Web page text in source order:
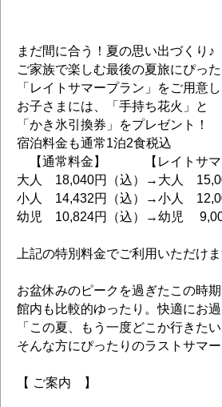
まだ間に合う！夏の思い出づくり♪
ご家族で楽しむ最後の夏旅にぴっ
「レイトサマープラン」をご用意し
お子さまには、「手持ち花火」と
「かき氷引換券」をプレゼント！
宿泊料金も通常1泊2食税込
【通常料金】 【レイトサマー
大人 18,040円（込）→大人
小人 14,432円（込）→小人
幼児 10,824円（込）→幼児
上記の特別料金でご利用いただけま
お盆休みのピークを過ぎたこの時期
館内も比較的ゆったり。快適にお過
「この夏、もう一度どこか行きた
そんな方にぴったりのラストサマー
【 ご案内 】